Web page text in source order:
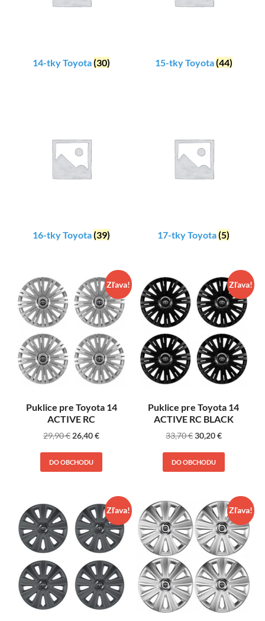
14-tky Toyota(30) 15-tky Toyota(44)
16-tky Toyota(39) 17-tky Toyota(5)
Zľava!
Puklice pre Toyota 14
ACTIVE RC
29,90€ 26,40€
DO OBCHODU
Zľava!
Puklice pre Toyota 14
ACTIVE RC BLACK
33,70€30,20€
DO OBCHODU
Zľava! Zľava!